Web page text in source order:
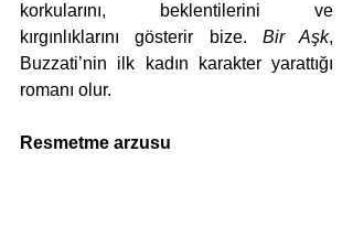
korkularını, beklentilerini ve
kırgınlıklarını gösterir bize. Bir Aşk,
Buzzati’nin ilk kadın karakter yarattığı
romanı olur.
Resmetme arzusu